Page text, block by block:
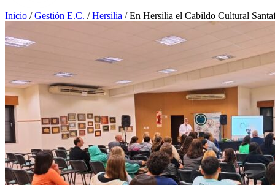
Inicio /Gestión E.C. /Hersilia /En Hersilia el Cabildo Cultural